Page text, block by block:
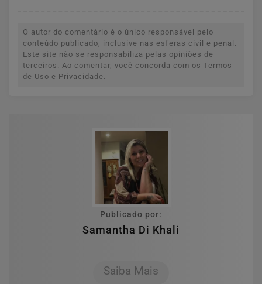
O autor do comentário é o único responsável pelo
conteúdo publicado, inclusive nas esferas civil e penal.
Este site não se responsabiliza pelas opiniões de
terceiros. Ao comentar, você concorda com os Termos
de Uso e Privacidade.
Publicado por:
Samantha Di Khali
Saiba Mais